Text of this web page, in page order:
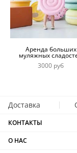
Аренда больших
муляжных
3000 руб
Доставка
КОНТАКТЫ
О НАС